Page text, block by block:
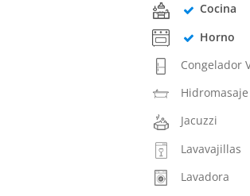
Cocina
Horno
Congelador
Hidromasaje
Jacuzzi
Lavavajillas
Lavadora